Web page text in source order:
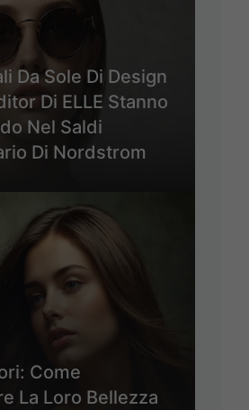
Da Sole Di Design
Di ELLE Stanno
Nel Saldi
Di Nordstrom
Come
La Loro Bellezza